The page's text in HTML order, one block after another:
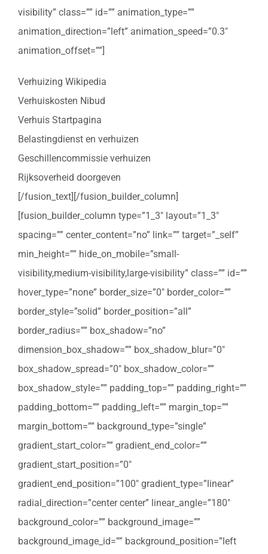
visibility” class=”” id=”” animation_type=””
animation_direction=”left” animation_speed=”0.3″
animation_offset=””]
Verhuizing Wikipedia
Verhuiskosten Nibud
Verhuis Startpagina
Belastingdienst en verhuizen
Geschillencommissie verhuizen
Rijksoverheid doorgeven
[/fusion_text][/fusion_builder_column]
[fusion_builder_column type=”1_3″ layout=”1_3″
spacing=”” center_content=”no” link=”” target=”_self”
min_height=”” hide_on_mobile=”small-
visibility,medium-visibility,large-visibility” class=”” id=””
hover_type=”none” border_size=”0″ border_color=””
border_style=”solid” border_position=”all”
border_radius=”” box_shadow=”no”
dimension_box_shadow=”” box_shadow_blur=”0″
box_shadow_spread=”0″ box_shadow_color=””
box_shadow_style=”” padding_top=”” padding_right=””
padding_bottom=”” padding_left=”” margin_top=””
margin_bottom=”” background_type=”single”
gradient_start_color=”” gradient_end_color=””
gradient_start_position=”0″
gradient_end_position=”100″ gradient_type=”linear”
radial_direction=”center center” linear_angle=”180″
background_color=”” background_image=””
background_image_id=”” background_position=”left